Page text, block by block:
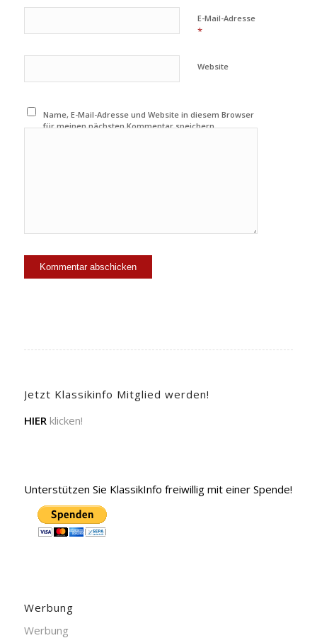
E-Mail-Adresse
*
Website
Name, E-Mail-Adresse und Website in diesem Browser
für meinen nächsten Kommentar speichern.
Jetzt Klassikinfo Mitglied werden!
HIER klicken!
Unterstützen Sie KlassikInfo freiwillig mit einer Spende!
Werbung
Werbung